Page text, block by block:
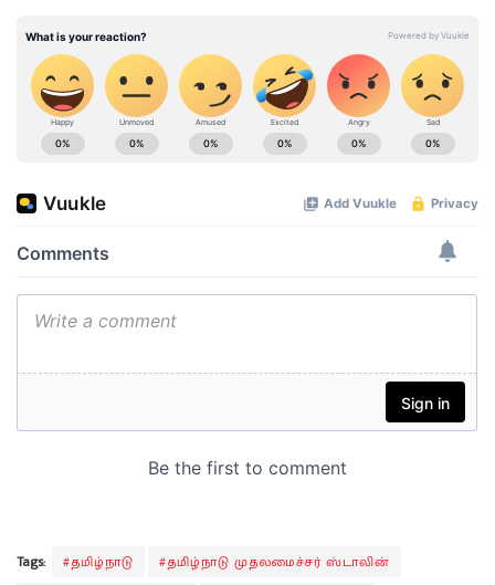
Tags: #தமிழ்நாடு
#தமிழ்நாடு முதலமைச்சர் ஸ்டாலின்